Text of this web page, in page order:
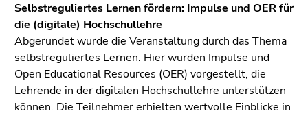
Selbstreguliertes Lernen fördern: Impulse und OER für
die (digitale) Hochschullehre
Abgerundet wurde die Veranstaltung durch das Thema
selbstreguliertes Lernen. Hier wurden Impulse und
Open Educational Resources (OER) vorgestellt, die
Lehrende in der digitalen Hochschullehre unterstützen
können. Die Teilnehmer erhielten wertvolle Einblicke in